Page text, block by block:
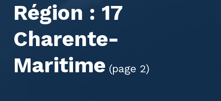
Région : 17
Charente-
Maritime (page 2)